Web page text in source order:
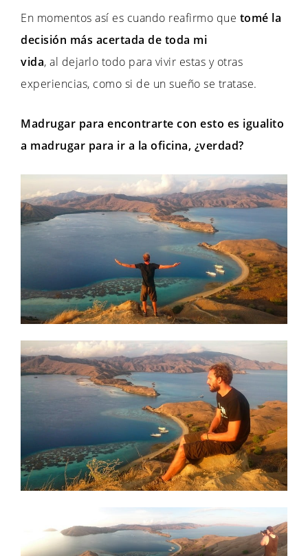
En momentos así es cuando reafirmo que tomé la
decisión más acertada de toda mi
vida, al dejarlo todo para vivir estas y otras
experiencias, como si de un sueño se tratase.
Madrugar para encontrarte con esto es igualito
a madrugar para ir a la oficina, ¿verdad?